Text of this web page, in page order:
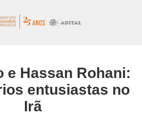
e Hassan Rohani:
entusiastas no
Irã